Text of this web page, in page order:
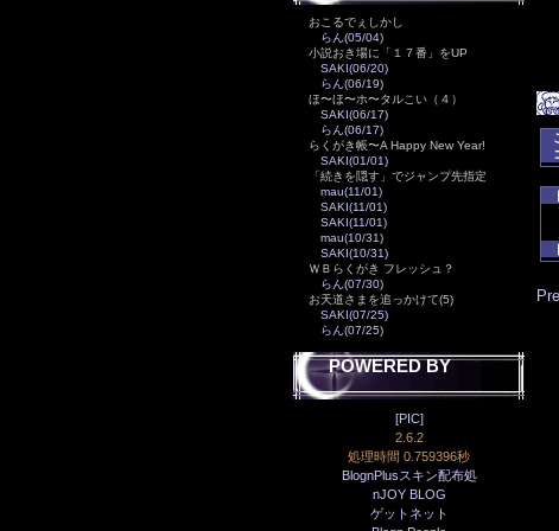
おこるでぇしかし
らん(05/04)
小説おき場に「１７番」をUP
SAKI(06/20)
らん(06/19)
ほ〜ほ〜ホ〜タルこい（４）
SAKI(06/17)
らん(06/17)
らくがき帳〜A Happy New Year!
SAKI(01/01)
「続きを隠す」でジャンプ先指定
mau(11/01)
SAKI(11/01)
SAKI(11/01)
mau(10/31)
SAKI(10/31)
ＷＢらくがき フレッシュ？
らん(07/30)
お天道さまを追っかけて(5)
SAKI(07/25)
らん(07/25)
POWERED BY
[PIC]
2.6.2
処理時間 0.759396秒
BlognPlusスキン配布処
nJOY BLOG
ゲットネット